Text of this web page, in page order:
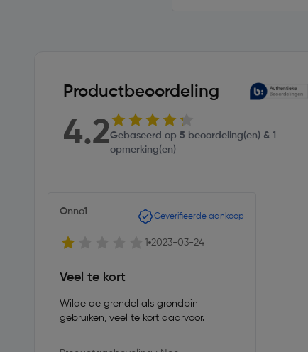
Productbeoordeling
4.2Gebaseerd op 5 beoordeling(en) & 1
opmerking(en)
Onno1 Geverifieerde aankoop
1 2023-03-24
Veel te kort
Wilde de grendel als grondpin
gebruiken, veel te kort daarvoor.